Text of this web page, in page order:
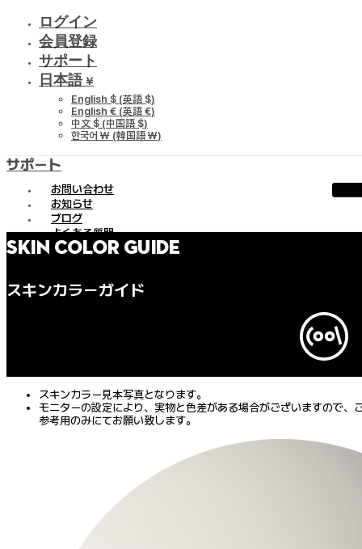
ログイン
会員登録
サポート
日本語 ¥
English $ (英語 $)
English € (英語 €)
中文 $ (中国語 $)
한국어 ￦ (韓国語 ￦)
サポート
お問い合わせ
お知らせ
ブログ
よくある質問
注文照会
オーナーズガイド
SKIN COLOR GUIDE
スキンカラーガイド
スキンカラー見本写真となります。
モニターの設定により、実物と色差がある場合がございますので、
参考用のみにてお願い致します。